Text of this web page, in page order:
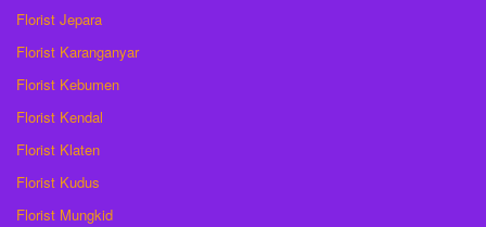
Florist Jepara
Florist Karanganyar
Florist Kebumen
Florist Kendal
Florist Klaten
Florist Kudus
Florist Mungkid